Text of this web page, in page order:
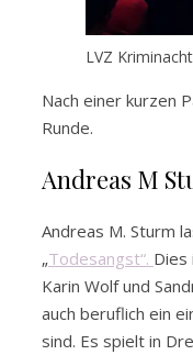
LVZ
Nach einer kurzen
Runde.
Andreas M
Andreas M. Sturm
„Todesangst“. Dies
Karin Wolf und
auch beruflich ein
sind. Es spielt in